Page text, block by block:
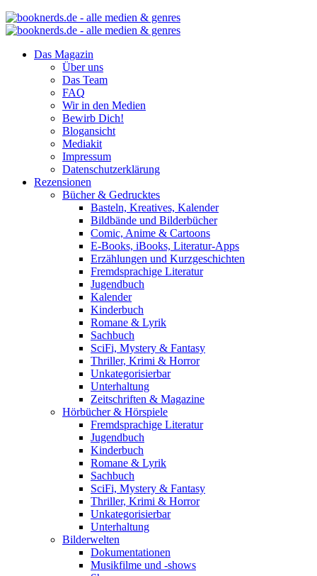
Das Magazin
Über uns
Das Team
FAQ
Wir in den Medien
Bewirb Dich!
Blogansicht
Mediakit
Impressum
Datenschutzerklärung
Rezensionen
Bücher & Gedrucktes
Basteln, Kreatives, Kalender
Bildbände und Bilderbücher
Comic, Anime & Cartoons
E-Books, iBooks, Literatur-Apps
Erzählungen und Kurzgeschichten
Fremdsprachige Literatur
Jugendbuch
Kalender
Kinderbuch
Romane & Lyrik
Sachbuch
SciFi, Mystery & Fantasy
Thriller, Krimi & Horror
Unkategorisierbar
Unterhaltung
Zeitschriften & Magazine
Hörbücher & Hörspiele
Fremdsprachige Literatur
Jugendbuch
Kinderbuch
Romane & Lyrik
Sachbuch
SciFi, Mystery & Fantasy
Thriller, Krimi & Horror
Unkategorisierbar
Unterhaltung
Bilderwelten
Dokumentationen
Musikfilme und -shows